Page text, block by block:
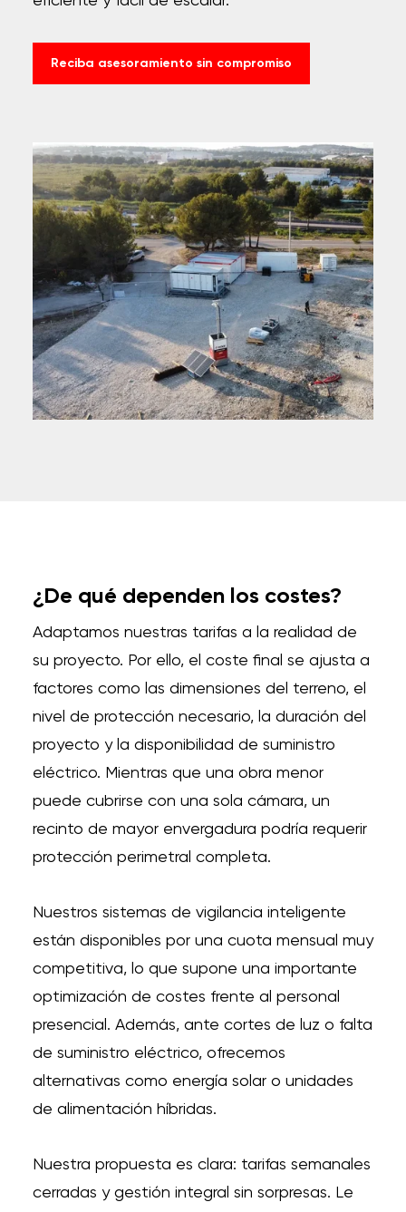
Reciba asesoramiento sin compromiso
¿De qué dependen los costes?
Adaptamos nuestras tarifas a la realidad de
su proyecto. Por ello, el coste final se ajusta a
factores como las dimensiones del terreno, el
nivel de protección necesario, la duración del
proyecto y la disponibilidad de suministro
eléctrico. Mientras que una obra menor
puede cubrirse con una sola cámara, un
recinto de mayor envergadura podría requerir
protección perimetral completa.
Nuestros sistemas de vigilancia inteligente
están disponibles por una cuota mensual muy
competitiva, lo que supone una importante
optimización de costes frente al personal
presencial. Además, ante cortes de luz o falta
de suministro eléctrico, ofrecemos
alternativas como energía solar o unidades
de alimentación híbridas.
Nuestra propuesta es clara: tarifas semanales
cerradas y gestión integral sin sorpresas. Le